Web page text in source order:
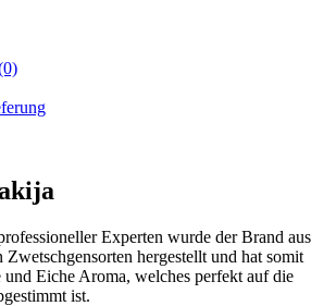
Experten wurde der Brand aus
Zwetschgensorten hergestellt und hat somit
Eiche Aroma, welches perfekt auf die
ist.